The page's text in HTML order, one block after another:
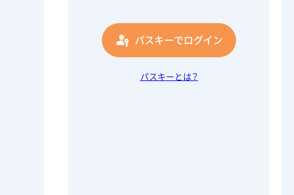
パスキーでログイン
パスキーとは？